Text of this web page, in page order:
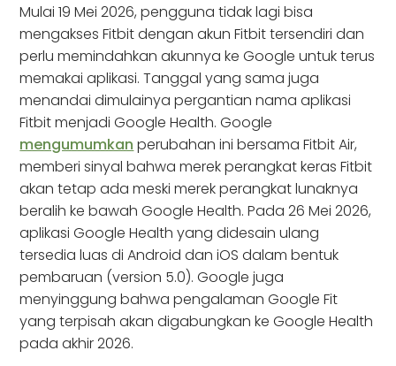
Mulai 19 Mei 2026, pengguna tidak lagi bisa
mengakses Fitbit dengan akun Fitbit tersendiri dan
perlu memindahkan akunnya ke Google untuk terus
memakai aplikasi. Tanggal yang sama juga
menandai dimulainya pergantian nama aplikasi
Fitbit menjadi Google Health. Google
mengumumkan perubahan ini bersama Fitbit Air,
memberi sinyal bahwa merek perangkat keras Fitbit
akan tetap ada meski merek perangkat lunaknya
beralih ke bawah Google Health. Pada 26 Mei 2026,
aplikasi Google Health yang didesain ulang
tersedia luas di Android dan iOS dalam bentuk
pembaruan (version 5.0). Google juga
menyinggung bahwa pengalaman Google Fit
yang terpisah akan digabungkan ke Google Health
pada akhir 2026.